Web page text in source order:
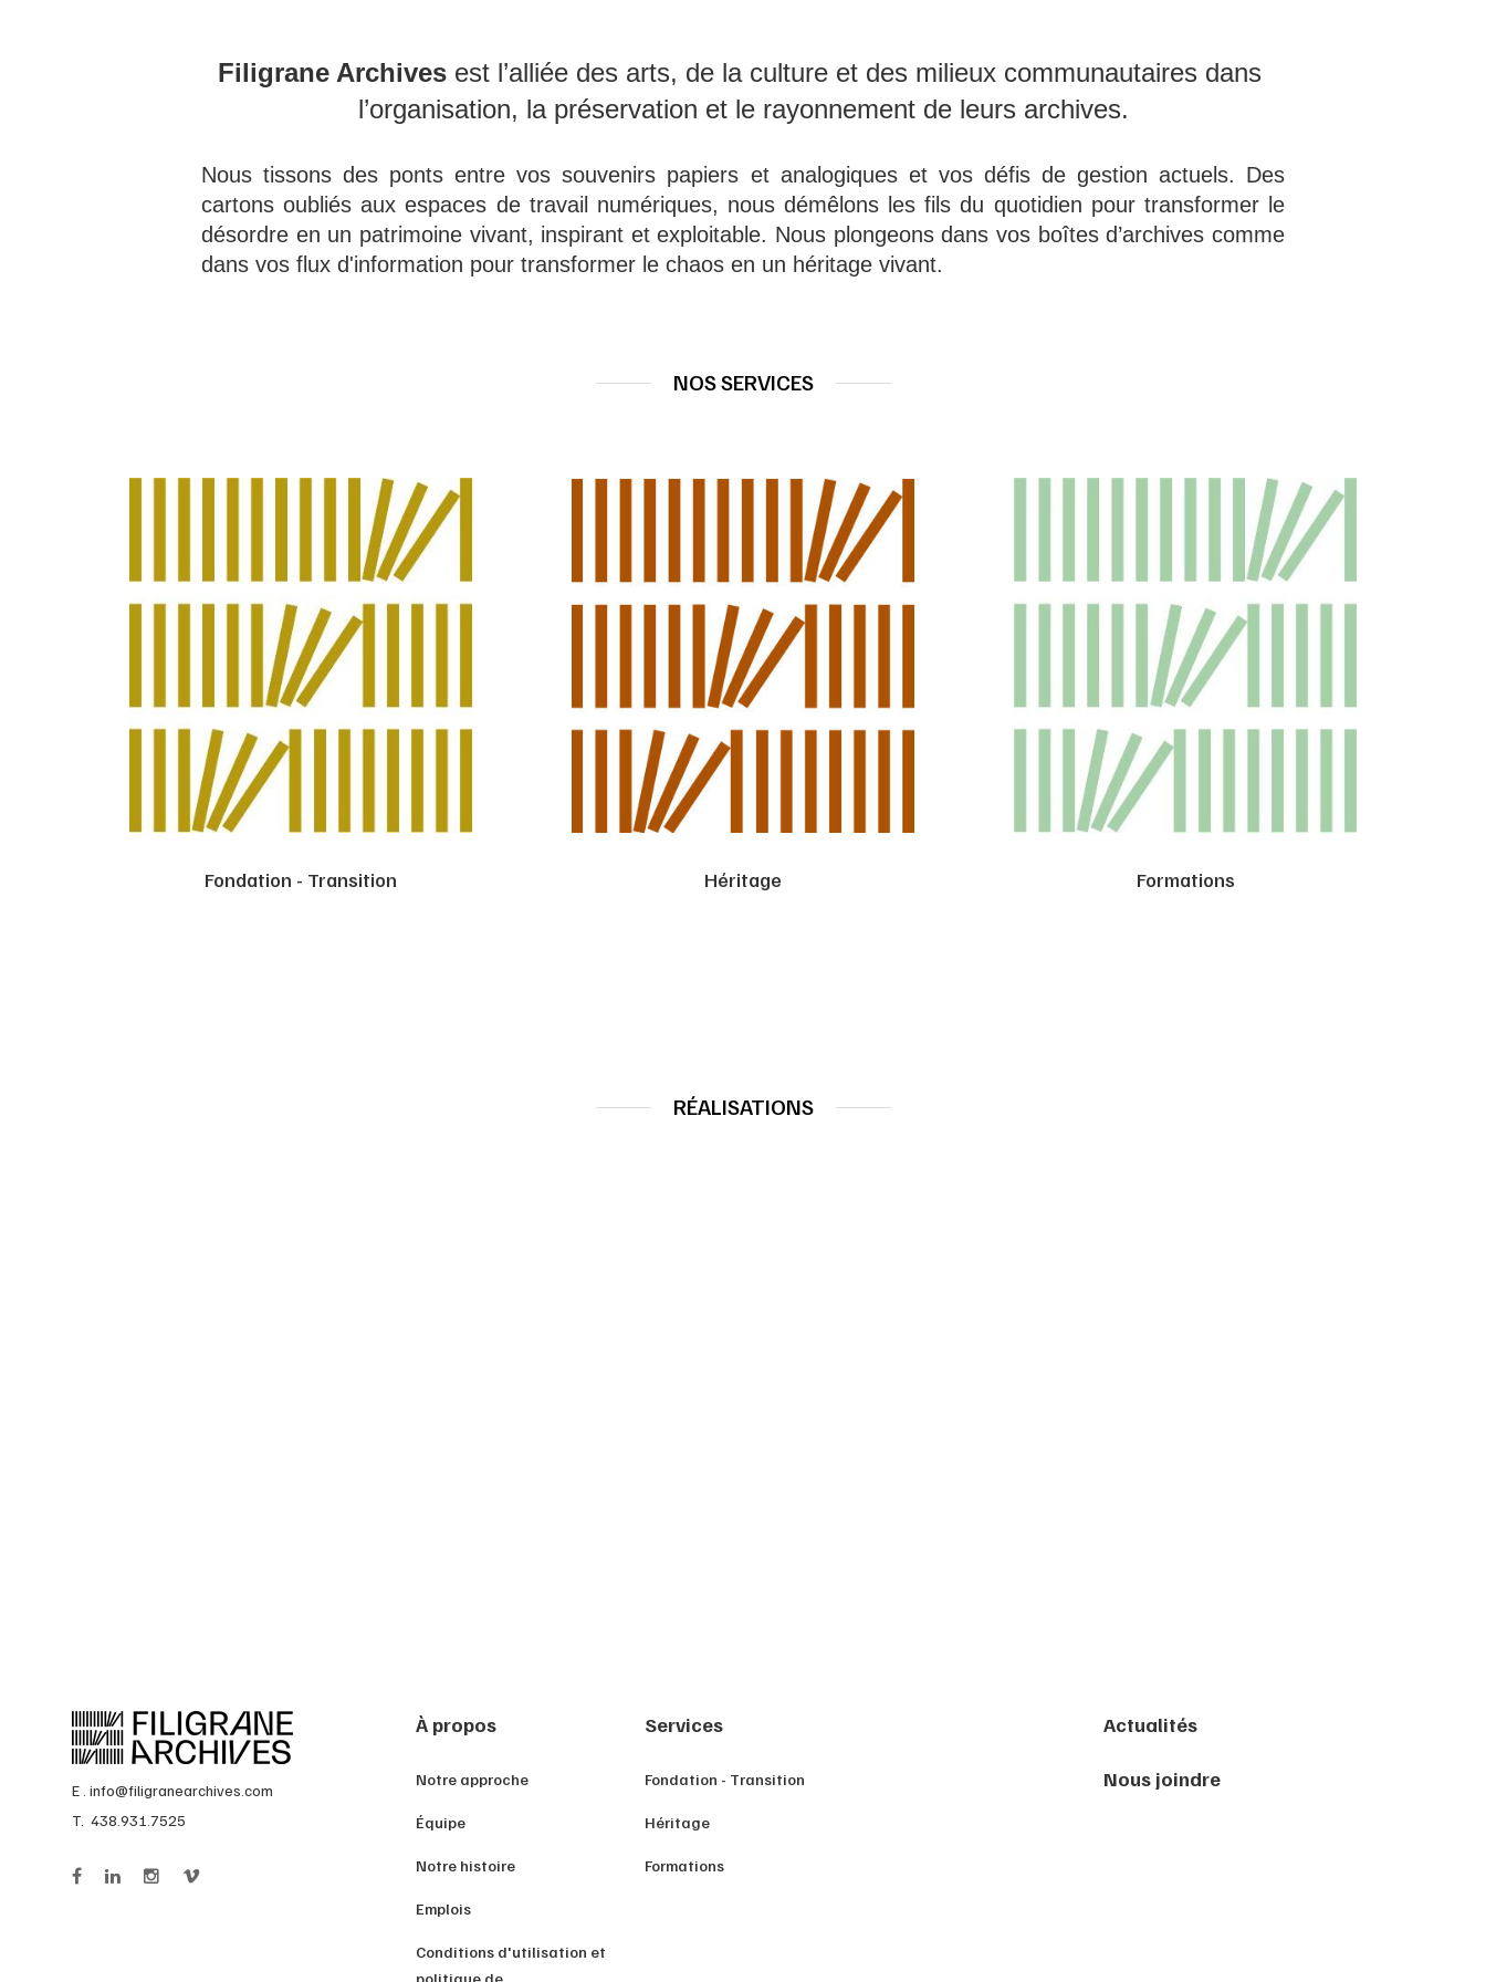
Filigrane Archives est l’alliée des arts, de la culture et des milieux communautaires dans
l’organisation, la préservation et le rayonnement de leurs archives.
Nous tissons des ponts entre vos souvenirs papiers et analogiques et vos défis de gestion actuels. Des
cartons oubliés aux espaces de travail numériques, nous démêlons les fils du quotidien pour transformer le
désordre en un patrimoine vivant, inspirant et exploitable. Nous plongeons dans vos boîtes d’archives comme
dans vos flux d'information pour transformer le chaos en un héritage vivant.
NOS SERVICES
Fondation - Transition Héritage Formations
RÉALISATIONS
E . info@filigranearchives.com
T. 438.931.7525
À propos
Notre approche
Équipe
Notre histoire
Emplois
Conditions d'utilisation et
politique de
Services
Fondation - Transition
Héritage
Formations
Actualités
Nous joindre